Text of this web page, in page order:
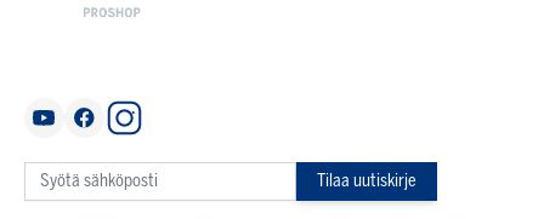
Tilaa uutiskirje